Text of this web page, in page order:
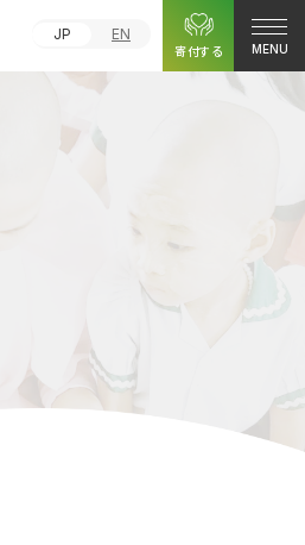
JP
EN
寄付する
MENU